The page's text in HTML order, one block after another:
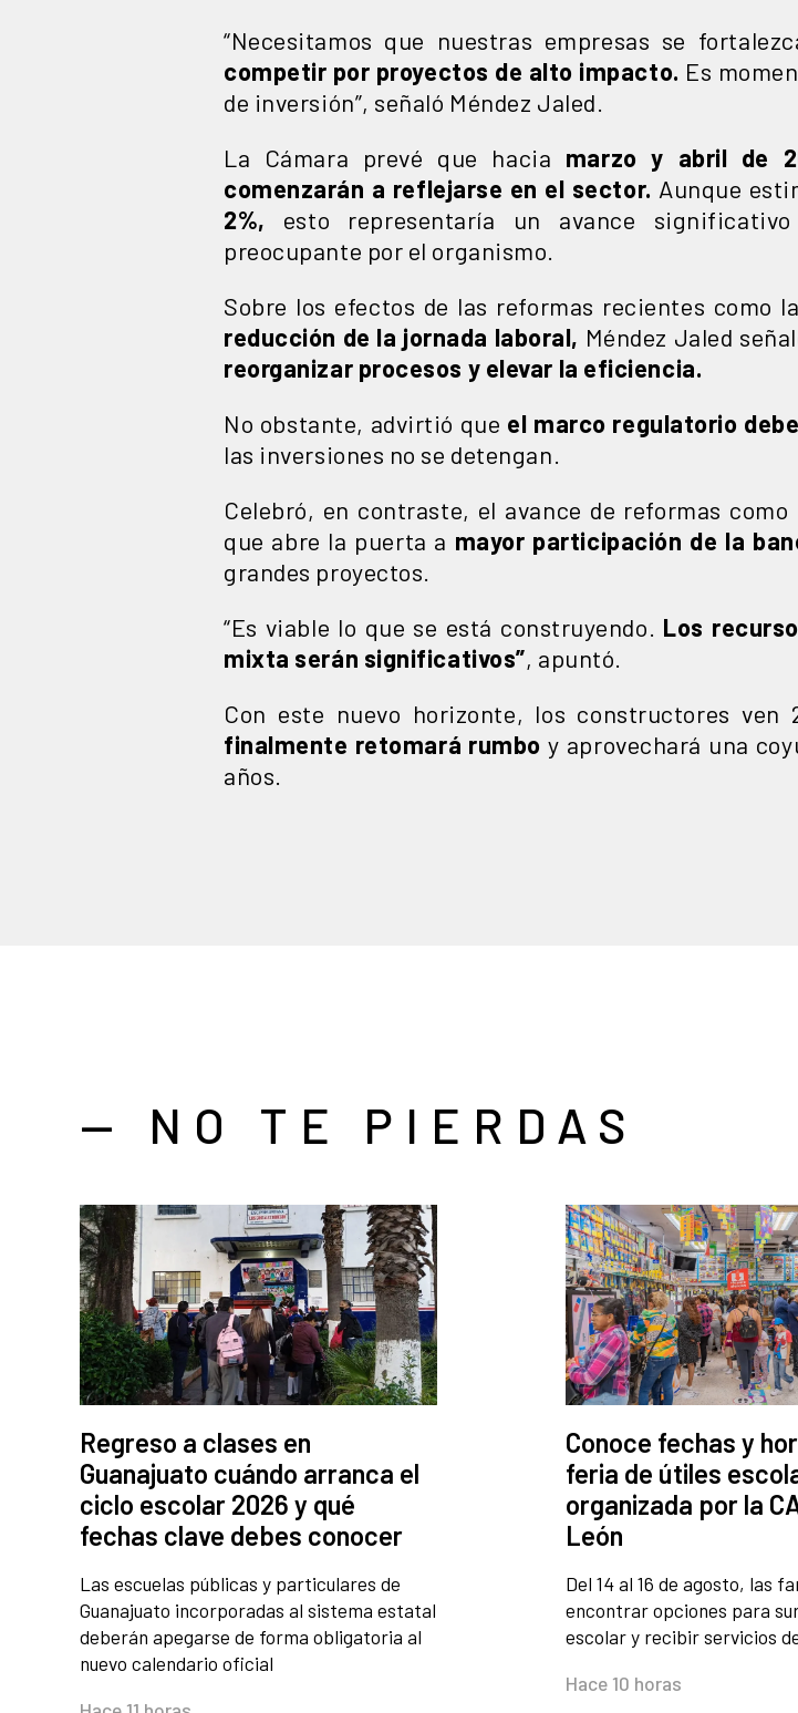
“Necesitamos que nuestras empresas se
competir por proyectos de alto impacto. Es
de inversión”, señaló Méndez Jaled.
La Cámara prevé que hacia marzo y abril de
comenzarán a reflejarse en el sector. Aunque
2%, esto representaría un avance
preocupante por el organismo.
Sobre los efectos de las reformas recientes como la
reducción de la jornada laboral, Méndez Jaled
reorganizar procesos y elevar la eficiencia.
No obstante, advirtió que el marco regulatorio
las inversiones no se detengan.
Celebró, en contraste, el avance de reformas
que abre la puerta a mayor participación de la
grandes proyectos.
“Es viable lo que se está construyendo. Los
mixta serán significativos”, apuntó.
Con este nuevo horizonte, los constructores ven
finalmente retomará rumboy aprovechará una
años.
— NO TE PIERDAS
Regreso a clases en
Guanajuato cuándo arranca el
ciclo escolar 2026 y qué
fechas clave debes conocer
Las escuelas públicas y particulares de
Guanajuato incorporadas al sistema estatal
deberán apegarse de forma obligatoria al
nuevo calendario oficial
Conoce fechas y
feria de útiles
organizada por la
León
Del 14 al 16 de agosto, las
encontrar opciones para
escolar y recibir servicios
Hace 10 horas